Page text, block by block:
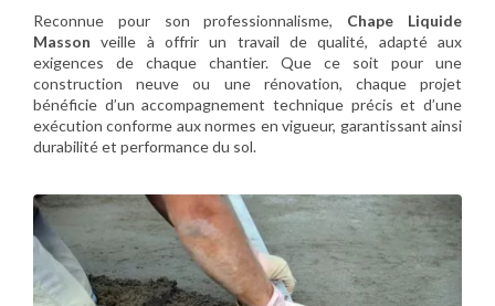
Reconnue pour son professionnalisme, Chape Liquide
Masson veille à offrir un travail de qualité, adapté aux
exigences de chaque chantier. Que ce soit pour une
construction neuve ou une rénovation, chaque projet
bénéficie d’un accompagnement technique précis et d’une
exécution conforme aux normes en vigueur, garantissant ainsi
durabilité et performance du sol.